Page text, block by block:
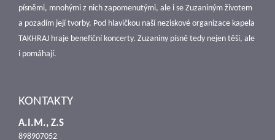
písněmi, mnohými z nich zapomenutými, ale i se Zuzaniným životem
a pozadím její tvorby. Pod hlavičkou naší neziskové organizace kapela
TAKHRAJ hraje benefiční koncerty. Zuzaniny písně tedy nejen těší, ale
i pomáhají.
KONTAKTY
A.I.M., Z.S
898907052